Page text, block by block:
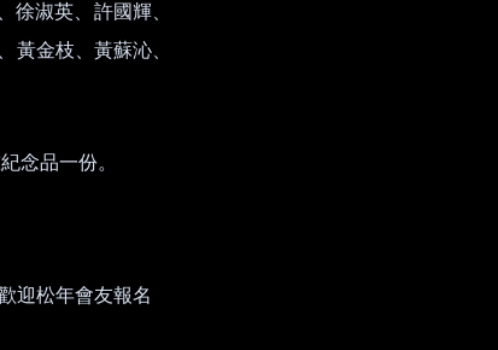
徐淑英、許國輝、
黃金枝、黃蘇沁、
念品一份。
迎松年會友報名